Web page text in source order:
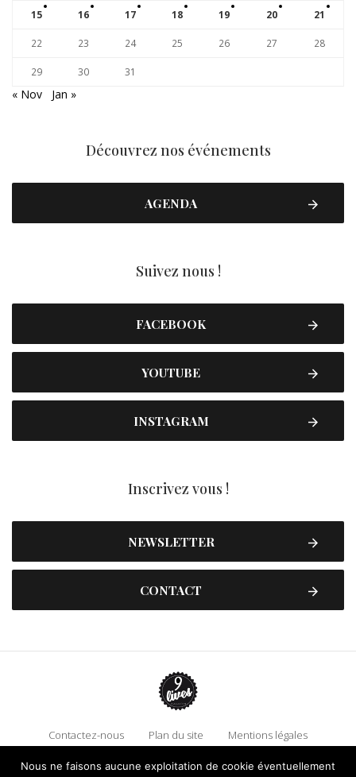
15 16 17 18 19 20 21
22 23 24 25 26 27 28
29 30 31
« Nov Jan »
Découvrez nos événements
AGENDA
Suivez nous !
FACEBOOK
YOUTUBE
INSTAGRAM
Inscrivez vous !
NEWSLETTER
CONTACT
Contactez-nous Plan du site
Mentions légales
Politique de confidentialité
Adhérez à 9 Lives
Nous ne faisons aucune exploitation de cookie éventuellement